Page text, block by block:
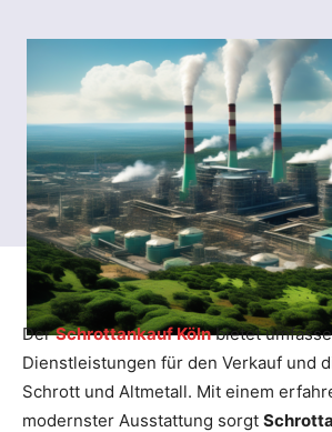
DerSchrottankauf Kölnbietet
Dienstleistungen für den Verkauf und
Schrott und Altmetall. Mit einem
modernster Ausstattung sorgt